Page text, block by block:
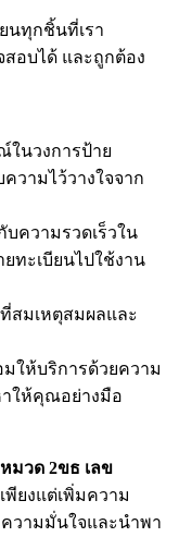
นทุกชิ้นที่เรา
อบได้ และถูกต้อง
ในวงการป้าย
วามไว้วางใจจาก
บความรวดเร็วใน
ทะเบียนไปใช้งาน
สมเหตุสมผลและ
มให้บริการด้วยความ
ให้คุณอย่างมือ
หมวด 2ขธ เลข
พียงแต่เพิ่มความ
วามมั่นใจและนำพา